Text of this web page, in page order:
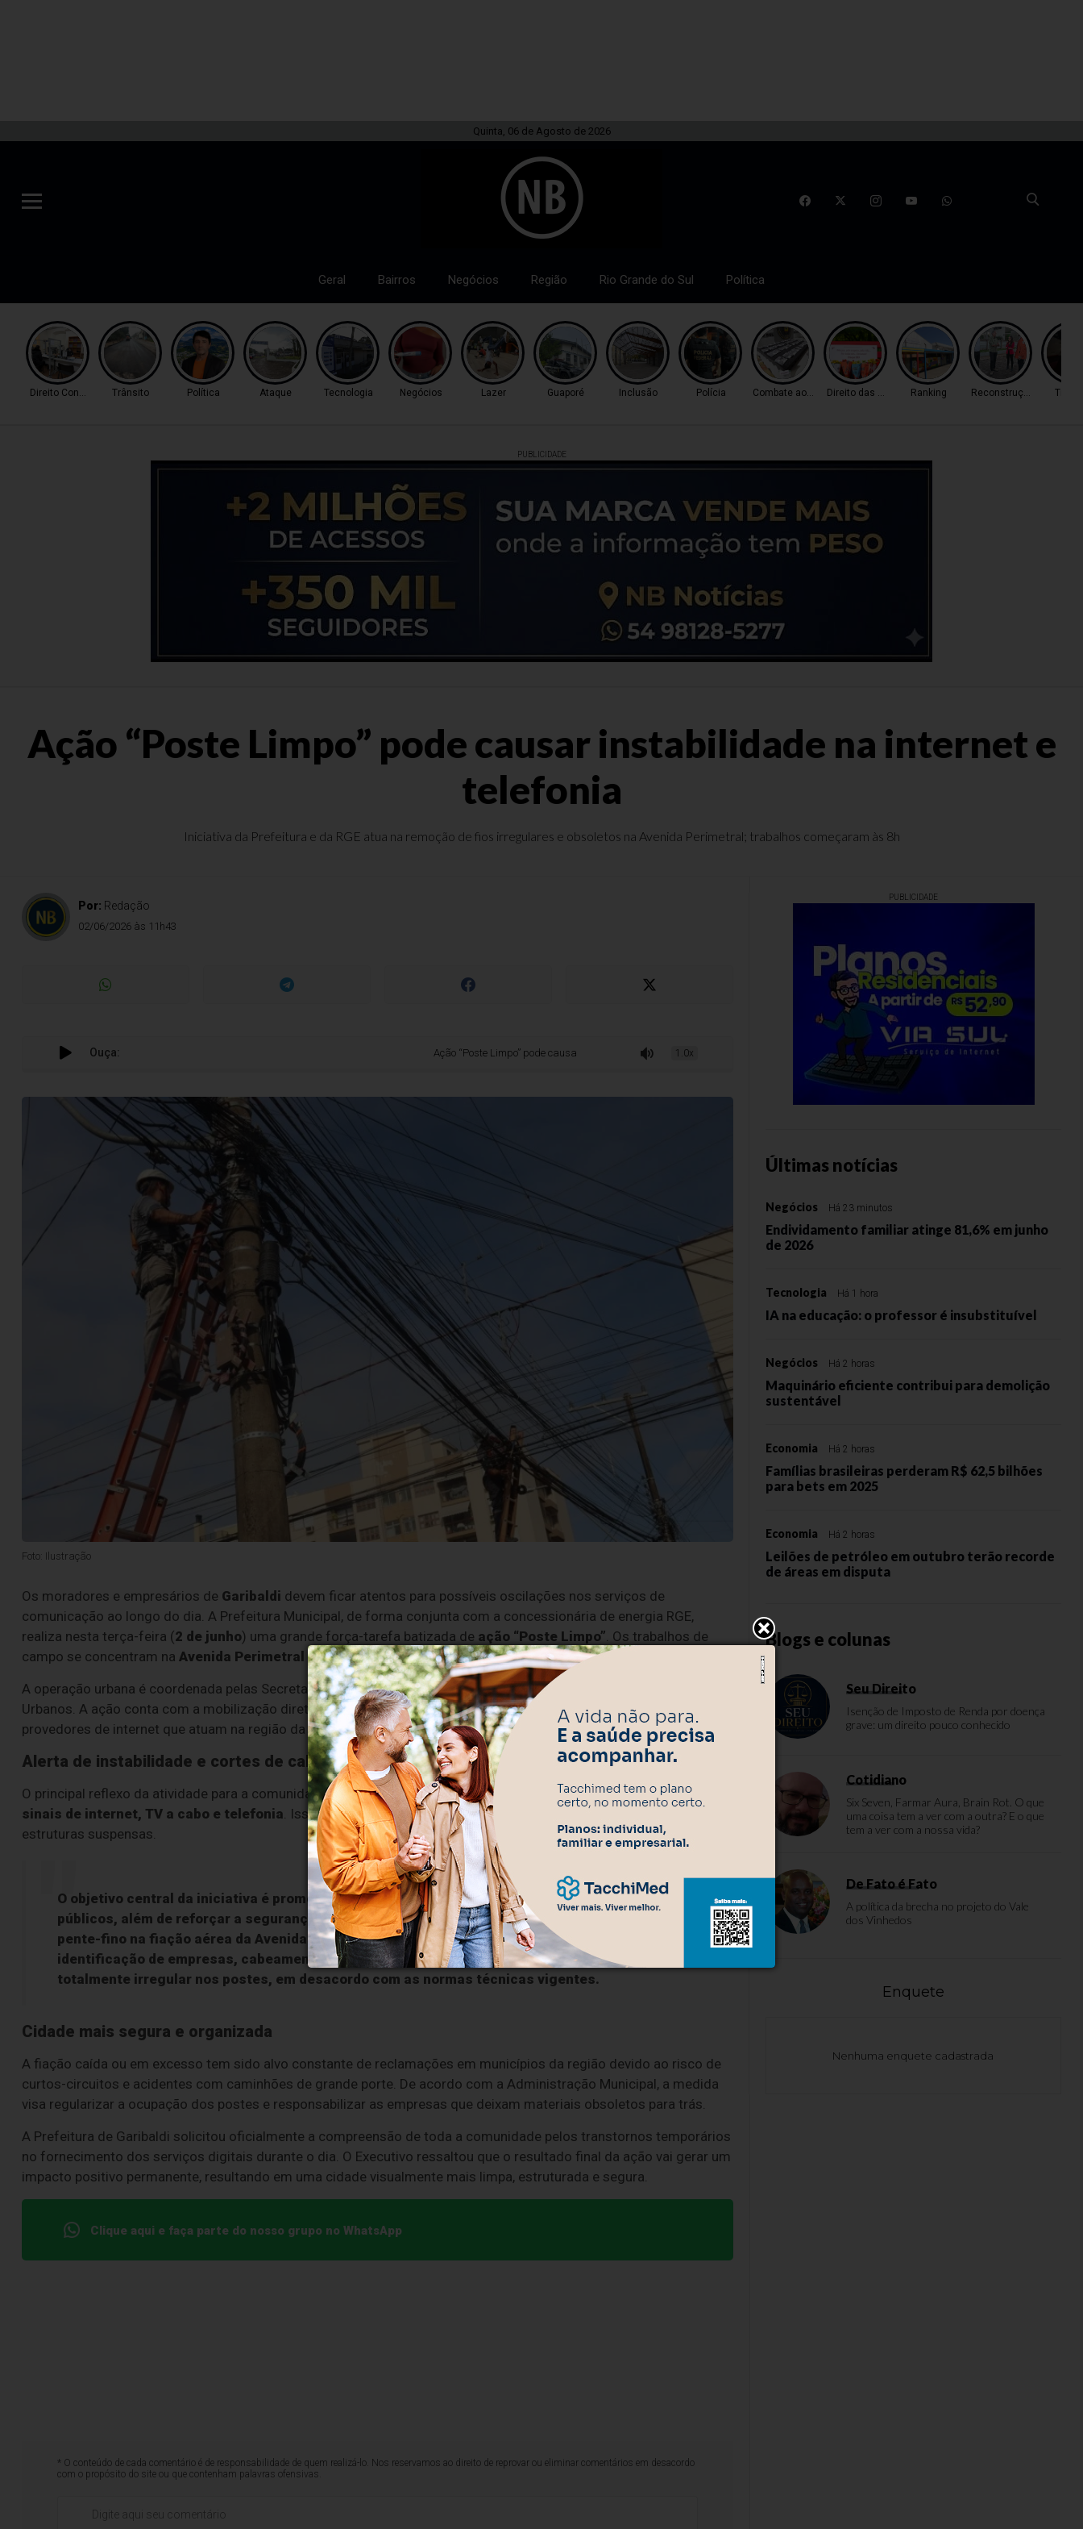
Quinta, 06 de Agosto de 2026
Geral Bairros Negócios Região Rio Grande do Sul Política
Direito ConsumidorTrânsito Política Ataque Tecnologia Negócios Lazer Guaporé Inclusão Polícia Combate ao TráficoDireito das MulheresRanking Reconstrução
PUBLICIDADE
Ação “Poste Limpo” pode causar instabilidade na internet e
telefonia
Iniciativa da Prefeitura e da RGE atua na remoção de fios irregulares e obsoletos na Avenida Perimetral; trabalhos começaram às 8h
Por: Redação
02/06/2026 às 11h43
Ouça: Ação “Poste Limpo” pode causar instabilidade na internet e telefonia
1.0x
Foto: Ilustração
Os moradores e empresários de Garibaldi devem ficar atentos para possíveis oscilações nos serviços de
comunicação ao longo do dia. A Prefeitura Municipal, de forma conjunta com a concessionária de energia RGE,
realiza nesta terça-feira (2 de junho) uma grande força-tarefa batizada de ação “Poste Limpo” . Os trabalhos de
campo se concentram na Avenida Perimetral e tiveram início a partir das 8h.
A operação urbana é coordenada pelas Secretarias Municipais de Segurança e Mobilidade Urbana e de Serviços
Urbanos. A ação conta com a mobilização direta de equipes técnicas de técnicos da RGE, operadoras de telefonia e
provedores de internet que atuam na região da Serra Gaúcha.
Alerta de instabilidade e cortes de cabos
O principal reflexo da atividade para a comunidade é o risco deinterrupções temporárias ou instabilidade nos
sinais de internet, TV a cabo e telefonia . Isso ocorre porque os técnicos estão fazendo cortes físicos de
estruturas suspensas.
O objetivo central da iniciativa é promover a limpeza e a organização estética dos espaços
públicos, além de reforçar a segurança de pedestres e motoristas. As equipes realizam um
pente-fino na fiação aérea da Avenida Perimetral para retirar cabos excedentes, fios sem
identificação de empresas, cabeamentos inutilizados ou que foram instalados de forma
totalmente irregular nos postes, em desacordo com as normas técnicas vigentes.
Cidade mais segura e organizada
A fiação caída ou em excesso tem sido alvo constante de reclamações em municípios da região devido ao risco de
curtos-circuitos e acidentes com caminhões de grande porte. De acordo com a Administração Municipal, a medida
visa regularizar a ocupação dos postes e responsabilizar as empresas que deixam materiais obsoletos para trás.
A Prefeitura de Garibaldi solicitou oficialmente a compreensão de toda a comunidade pelos transtornos temporários
no fornecimento dos serviços digitais durante o dia. O Executivo ressaltou que o resultado final da ação vai gerar um
impacto positivo permanente, resultando em uma cidade visualmente mais limpa, estruturada e segura.
Clique aqui e faça parte do nosso grupo no WhatsApp
* O conteúdo de cada comentário é de responsabilidade de quem realizá-lo. Nos reservamos ao direito de reprovar ou eliminar comentários em desacordo
com o propósito do site ou que contenham palavras ofensivas.
PUBLICIDADE
Últimas notícias
Negócios Há 23 minutos
Endividamento familiar atinge 81,6% em junho
de 2026
Tecnologia Há 1 hora
IA na educação: o professor é insubstituível
Negócios Há 2 horas
Maquinário eficiente contribui para demolição
sustentável
Economia Há 2 horas
Famílias brasileiras perderam R$ 62,5 bilhões
para bets em 2025
Economia Há 2 horas
Leilões de petróleo em outubro terão recorde
de áreas em disputa
Blogs e colunas
Seu Direito
Isenção de Imposto de Renda por doença
grave: um direito pouco conhecido
Cotidiano
Six Seven, Farmar Aura, Brain Rot. O que
uma coisa tem a ver com a outra? E o que
tem a ver com a nossa vida?
De Fato é Fato
A política da brecha no projeto do Vale
dos Vinhedos
Enquete
Nenhuma enquete cadastrada